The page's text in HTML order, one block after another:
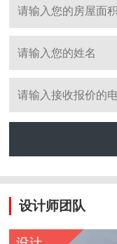
设计师团队